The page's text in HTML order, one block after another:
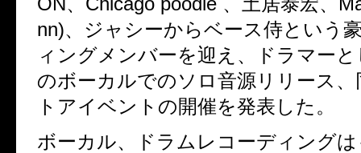
nn)、ジャシーからベース侍という
ィングメンバーを迎え、ドラマー
のボーカルでのソロ音源リリース
トアイベントの開催を発表した。
ボーカル、ドラムレコーディング